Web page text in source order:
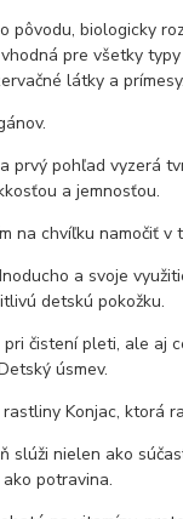
pôvodu, biologicky
pre všetky
látky a prímesy.
prvý pohľad vyzerá
a jemnosťou.
na chvíľku namočiť v
a svoje
detskú pokožku.
pri čistení pleti, ale aj
úsmev.
Konjac, ktorá
slúži nielen ako
potravina.